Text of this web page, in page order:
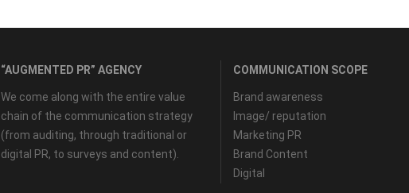
“AUGMENTED PR” AGENCY
We come along with the entire value
chain of the communication strategy
(from auditing, through traditional or
digital PR, to surveys and content).
COMMUNICATION SCOPE
Brand awareness
Image/ reputation
Marketing PR
Brand Content
Digital